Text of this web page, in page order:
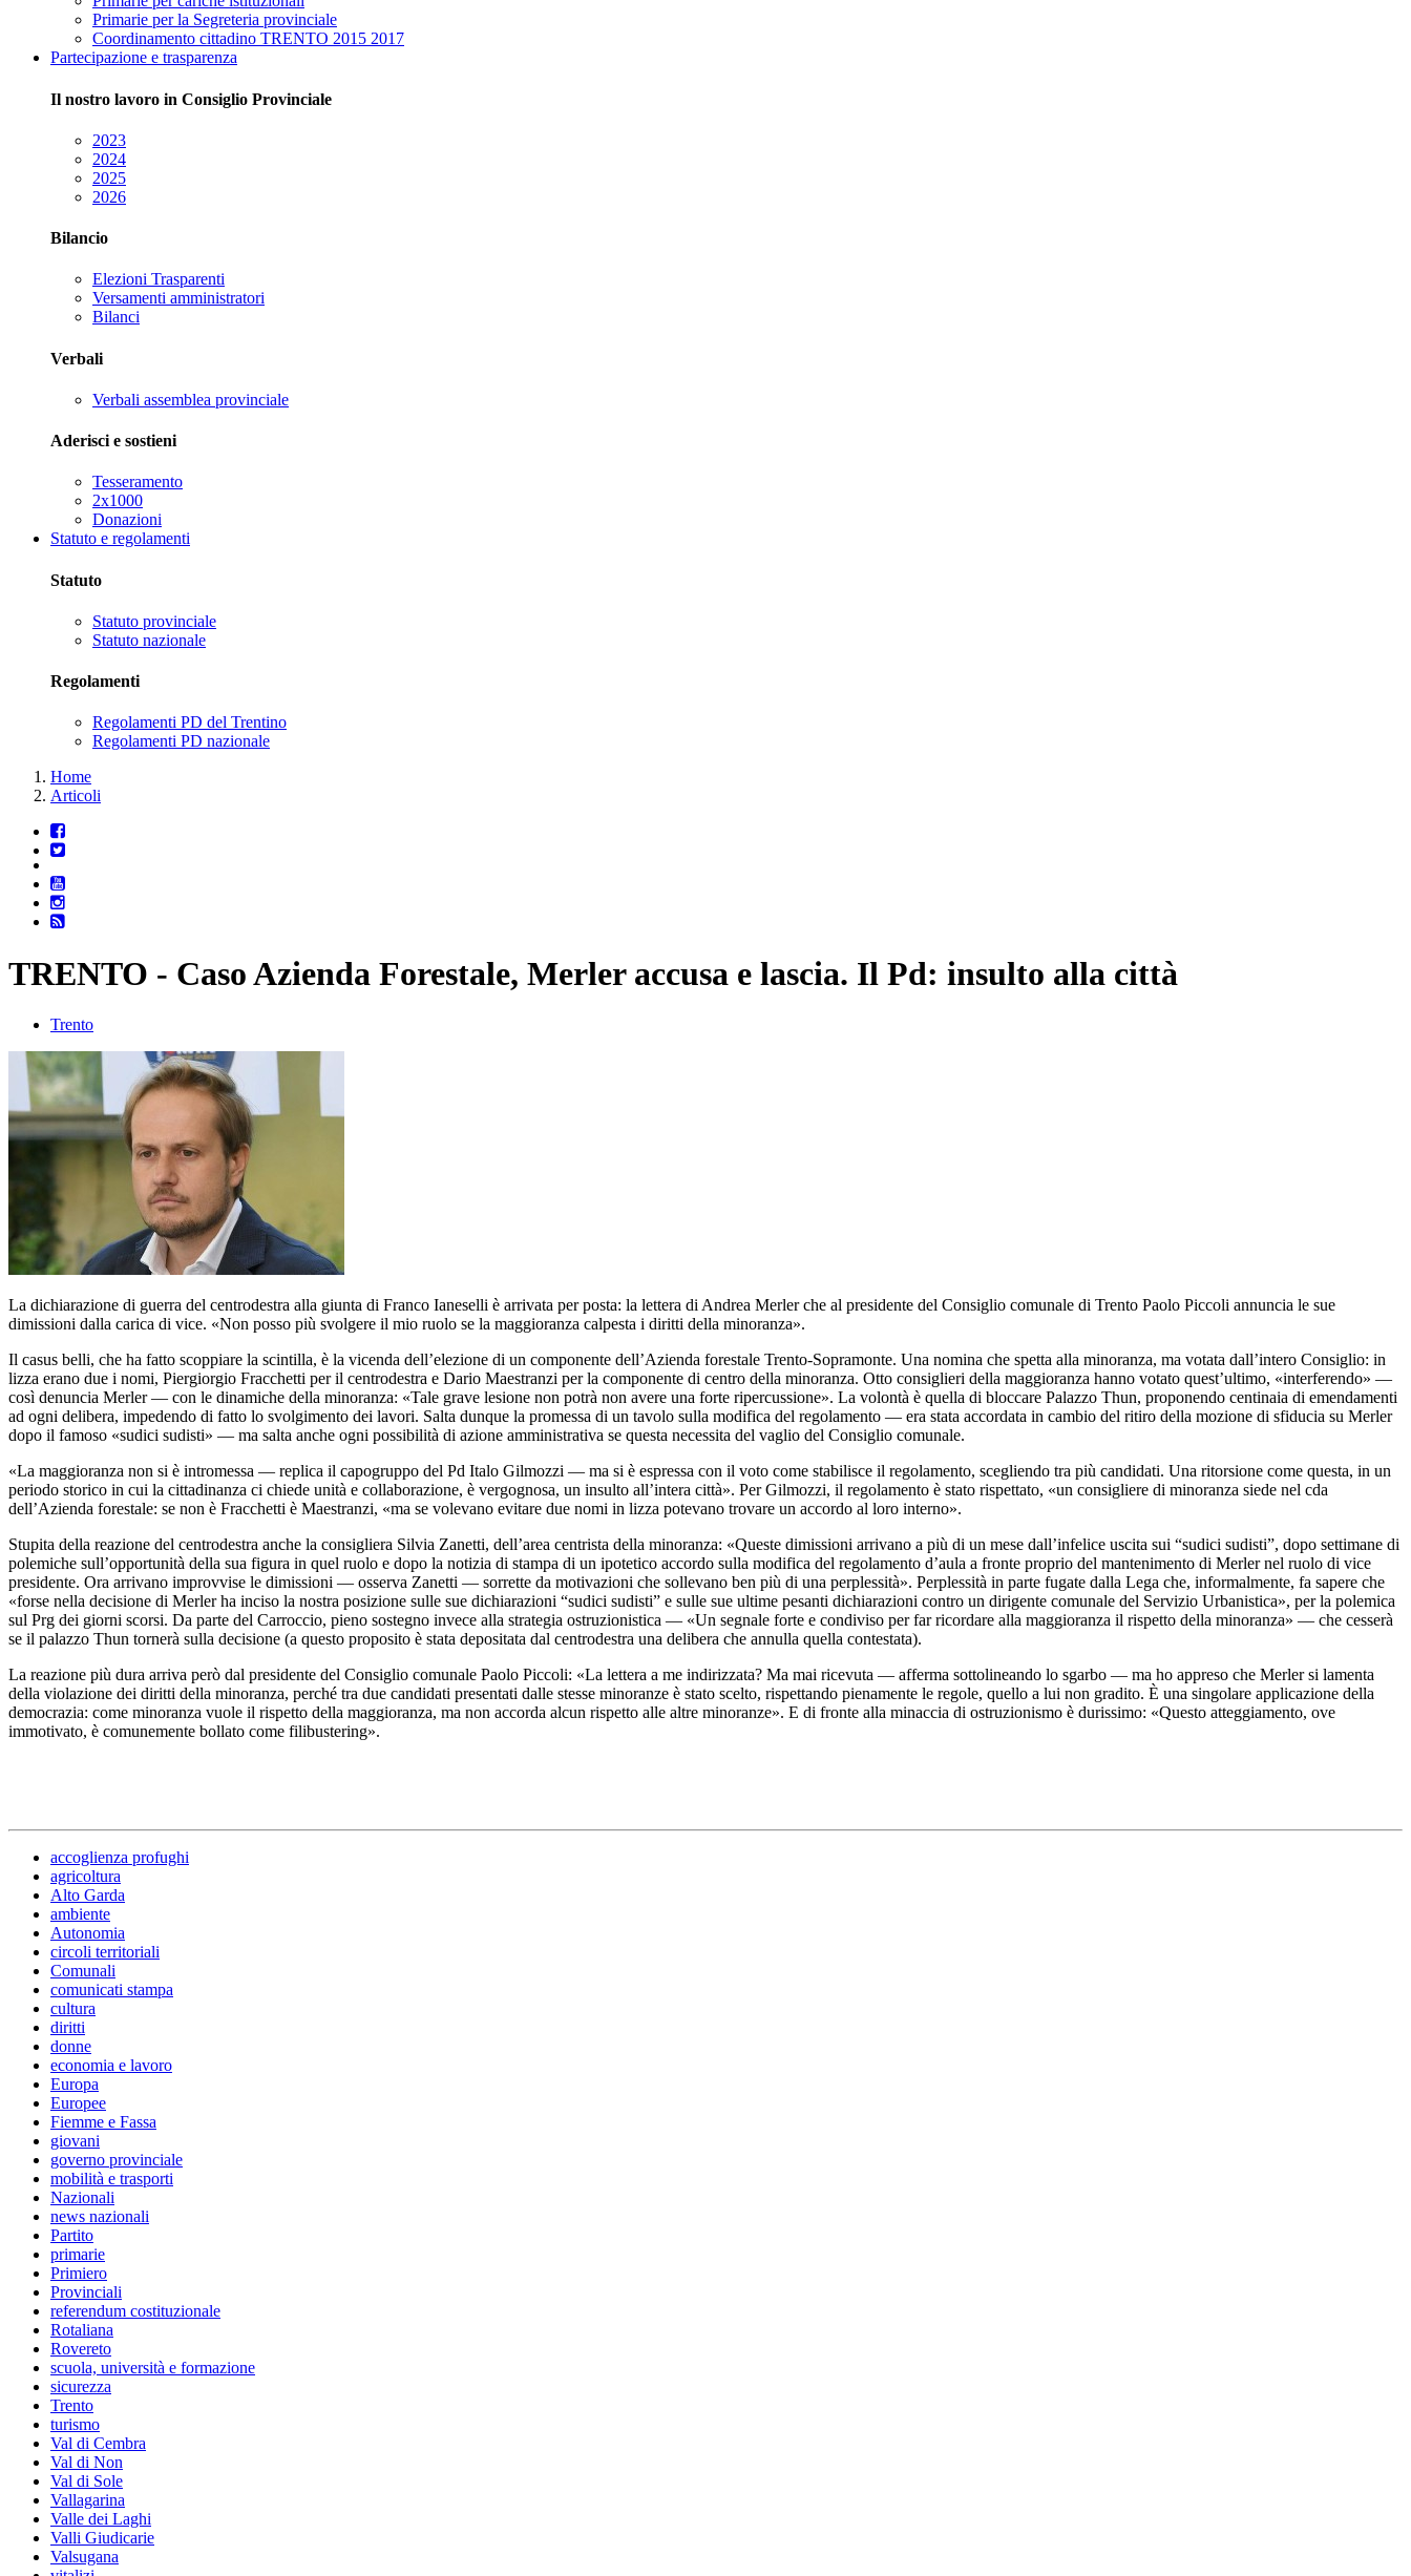
Primarie per la Segreteria provinciale
Coordinamento cittadino TRENTO 2015 2017
Partecipazione e trasparenza
Il nostro lavoro in Consiglio Provinciale
2023
2024
2025
2026
Bilancio
Elezioni Trasparenti
Versamenti amministratori
Bilanci
Verbali
Verbali assemblea provinciale
Aderisci e sostieni
Tesseramento
2x1000
Donazioni
Statuto e regolamenti
Statuto
Statuto provinciale
Statuto nazionale
Regolamenti
Regolamenti PD del Trentino
Regolamenti PD nazionale
Home
Articoli
TRENTO - Caso Azienda Forestale, Merler accusa e lascia. Il Pd: insulto alla città
Trento
La dichiarazione di guerra del centrodestra alla giunta di Franco Ianeselli è arrivata per posta: la lettera di Andrea Merler che al presidente del Consiglio comunale di Trento Paolo Piccoli annuncia le sue
dimissioni dalla carica di vice. «Non posso più svolgere il mio ruolo se la maggioranza calpesta i diritti della minoranza».
Il casus belli, che ha fatto scoppiare la scintilla, è la vicenda dell’elezione di un componente dell’Azienda forestale Trento-Sopramonte. Una nomina che spetta alla minoranza, ma votata dall’intero Consiglio: in
lizza erano due i nomi, Piergiorgio Fracchetti per il centrodestra e Dario Maestranzi per la componente di centro della minoranza. Otto consiglieri della maggioranza hanno votato quest’ultimo, «interferendo» —
così denuncia Merler — con le dinamiche della minoranza: «Tale grave lesione non potrà non avere una forte ripercussione». La volontà è quella di bloccare Palazzo Thun, proponendo centinaia di emendamenti
ad ogni delibera, impedendo di fatto lo svolgimento dei lavori. Salta dunque la promessa di un tavolo sulla modifica del regolamento — era stata accordata in cambio del ritiro della mozione di sfiducia su Merler
dopo il famoso «sudici sudisti» — ma salta anche ogni possibilità di azione amministrativa se questa necessita del vaglio del Consiglio comunale.
«La maggioranza non si è intromessa — replica il capogruppo del Pd Italo Gilmozzi — ma si è espressa con il voto come stabilisce il regolamento, scegliendo tra più candidati. Una ritorsione come questa, in un
periodo storico in cui la cittadinanza ci chiede unità e collaborazione, è vergognosa, un insulto all’intera città». Per Gilmozzi, il regolamento è stato rispettato, «un consigliere di minoranza siede nel cda
dell’Azienda forestale: se non è Fracchetti è Maestranzi, «ma se volevano evitare due nomi in lizza potevano trovare un accordo al loro interno».
Stupita della reazione del centrodestra anche la consigliera Silvia Zanetti, dell’area centrista della minoranza: «Queste dimissioni arrivano a più di un mese dall’infelice uscita sui “sudici sudisti”, dopo settimane di
polemiche sull’opportunità della sua figura in quel ruolo e dopo la notizia di stampa di un ipotetico accordo sulla modifica del regolamento d’aula a fronte proprio del mantenimento di Merler nel ruolo di vice
presidente. Ora arrivano improvvise le dimissioni — osserva Zanetti — sorrette da motivazioni che sollevano ben più di una perplessità». Perplessità in parte fugate dalla Lega che, informalmente, fa sapere che
«forse nella decisione di Merler ha inciso la nostra posizione sulle sue dichiarazioni “sudici sudisti” e sulle sue ultime pesanti dichiarazioni contro un dirigente comunale del Servizio Urbanistica», per la polemica
sul Prg dei giorni scorsi. Da parte del Carroccio, pieno sostegno invece alla strategia ostruzionistica — «Un segnale forte e condiviso per far ricordare alla maggioranza il rispetto della minoranza» — che cesserà
se il palazzo Thun tornerà sulla decisione (a questo proposito è stata depositata dal centrodestra una delibera che annulla quella contestata).
La reazione più dura arriva però dal presidente del Consiglio comunale Paolo Piccoli: «La lettera a me indirizzata? Ma mai ricevuta — afferma sottolineando lo sgarbo — ma ho appreso che Merler si lamenta
della violazione dei diritti della minoranza, perché tra due candidati presentati dalle stesse minoranze è stato scelto, rispettando pienamente le regole, quello a lui non gradito. È una singolare applicazione della
democrazia: come minoranza vuole il rispetto della maggioranza, ma non accorda alcun rispetto alle altre minoranze». E di fronte alla minaccia di ostruzionismo è durissimo: «Questo atteggiamento, ove
immotivato, è comunemente bollato come filibustering».
accoglienza profughi
agricoltura
Alto Garda
ambiente
Autonomia
circoli territoriali
Comunali
comunicati stampa
cultura
diritti
donne
economia e lavoro
Europa
Europee
Fiemme e Fassa
giovani
governo provinciale
mobilità e trasporti
Nazionali
news nazionali
Partito
primarie
Primiero
Provinciali
referendum costituzionale
Rotaliana
Rovereto
scuola, università e formazione
sicurezza
Trento
turismo
Val di Cembra
Val di Non
Val di Sole
Vallagarina
Valle dei Laghi
Valli Giudicarie
Valsugana